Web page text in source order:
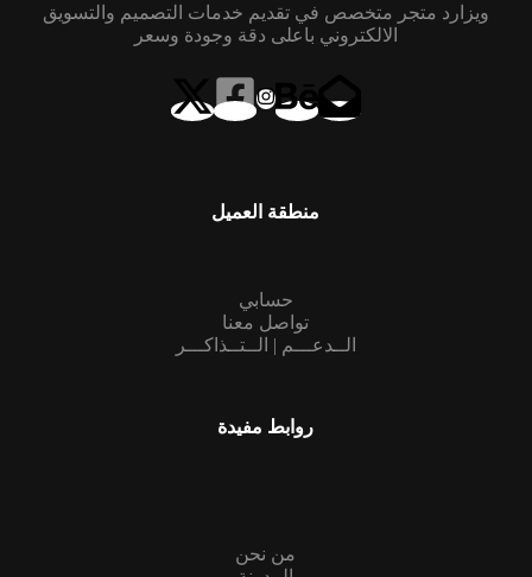
ويزارد متجر متخصص في تقديم خدمات التصميم والتسويق
الالكتروني باعلى دقة وجودة وسعر
منطقة العميل
حسابي
تواصل معنا
الــدعـــم | الــتــذاكـــر
روابط مفيدة
من نحن